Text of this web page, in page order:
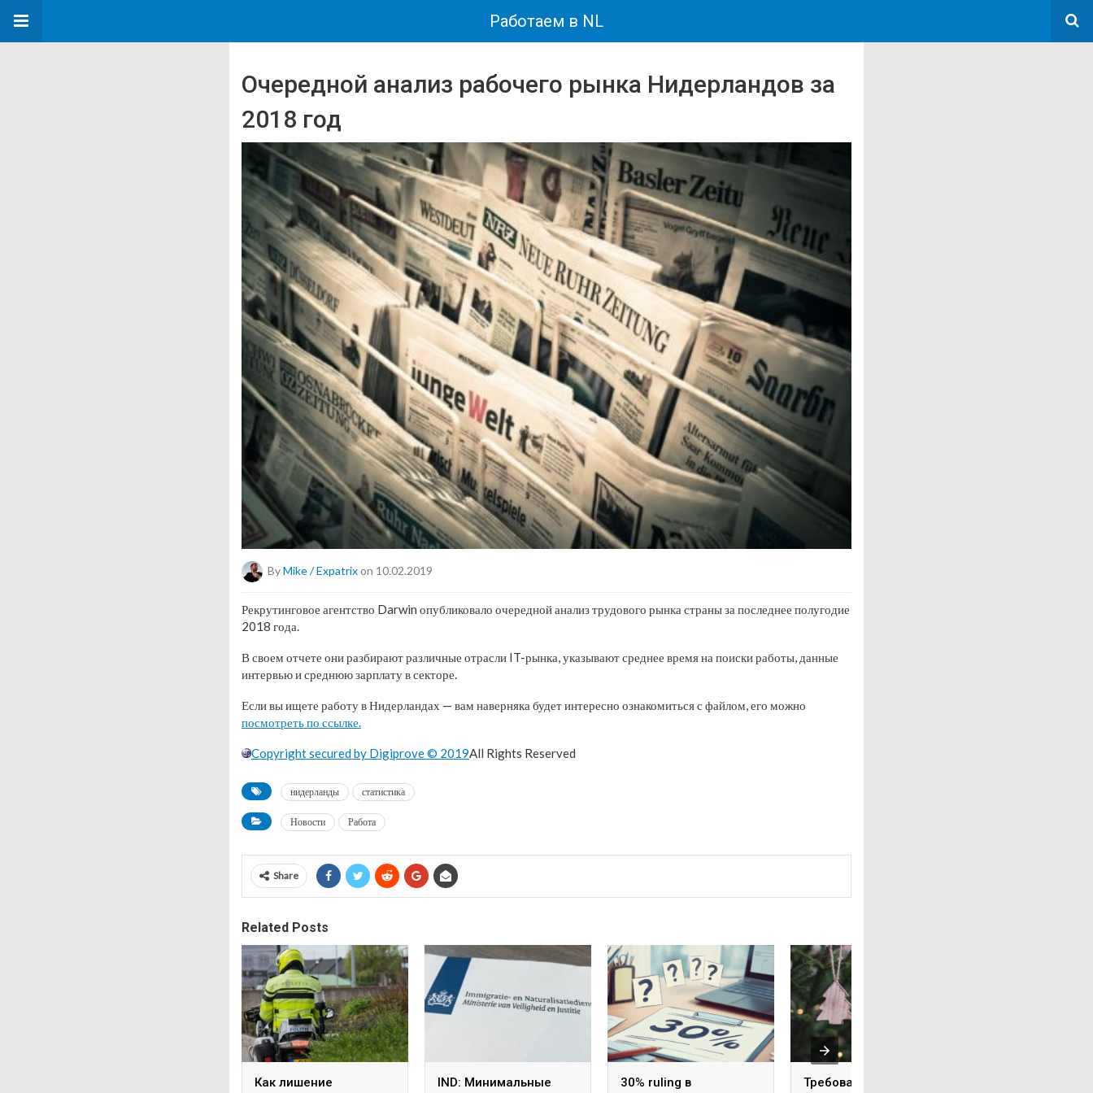
Работаем в NL
Очередной анализ рабочего рынка Нидерландов за
2018 год
ByMike / Expatrixon 10.02.2019
Рекрутинговое агентство Darwin опубликовало очередной анализ трудового рынка страны за последнее полугодие
2018 года.
В своем отчете они разбирают различные отрасли IT-рынка, указывают среднее время на поиски работы, данные
интервью и среднюю зарплату в секторе.
Если вы ищете работу в Нидерландах — вам наверняка будет интересно ознакомиться с файлом, его можно
посмотреть по ссылке.
Copyright secured by Digiprove © 2019All Rights Reserved
нидерланды статистика
Новости Работа
Share
Related Posts
Как лишение
IND: Минимальные
30% ruling в
Требования к